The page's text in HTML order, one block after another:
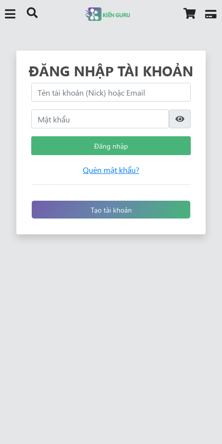
ĐĂNG NHẬP TÀI KHOẢN
Đăng nhập
Quên mật khẩu?
Tạo tài khoản